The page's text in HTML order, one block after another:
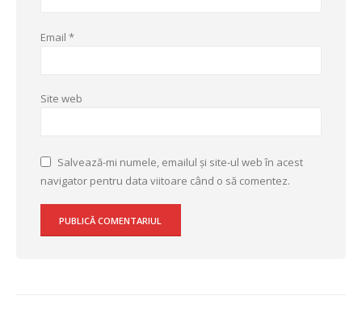
Email *
Site web
Salvează-mi numele, emailul și site-ul web în acest
navigator pentru data viitoare când o să comentez.